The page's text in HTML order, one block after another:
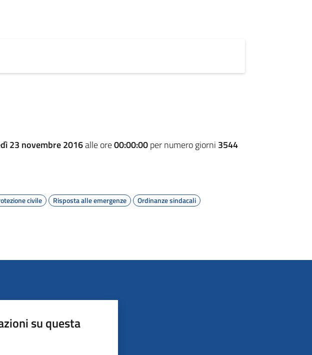
23 novembre 2016alle ore00:00:00per numero giorni 3544
civile Risposta alle emergenze Ordinanze sindacali
su questa